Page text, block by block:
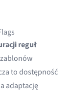
reguł
to dostępność
adaptację